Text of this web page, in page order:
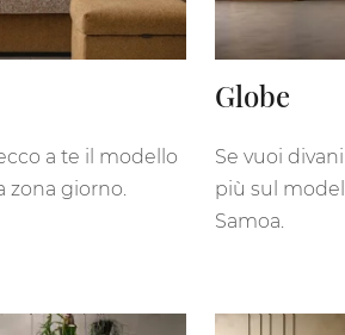
a te il modello
zona giorno.
Globe
Se vuoi
più sul
Samoa.